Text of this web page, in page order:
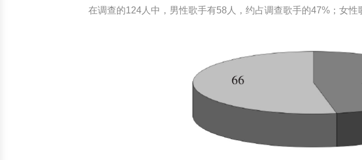
在调查的124人中，男性歌手有58人，约占调查歌手的47%；女性